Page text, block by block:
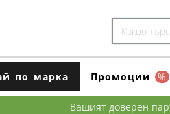
по марка Промоции %
Вашият доверен